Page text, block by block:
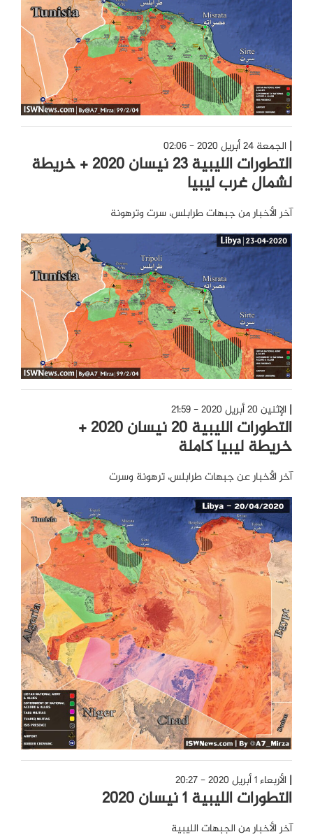
الجمعة 24 أبريل 2020 - 02:06
التطورات الليبية 23 نيسان 2020 + خريطة
لشمال غرب ليبيا
آخر الأخبار من جبهات طرابلس، سرت وترهونة
الإثنين 20 أبريل 2020 - 21:59
التطورات الليبية 20 نيسان 2020 +
خريطة ليبيا كاملة
آخر الأخبار عن جبهات طرابلس، ترهونة وسرت
الأربعاء 1 أبريل 2020 - 20:27
التطورات الليبية 1 نيسان 2020
آخر الأخبار من الجبهات الليبية